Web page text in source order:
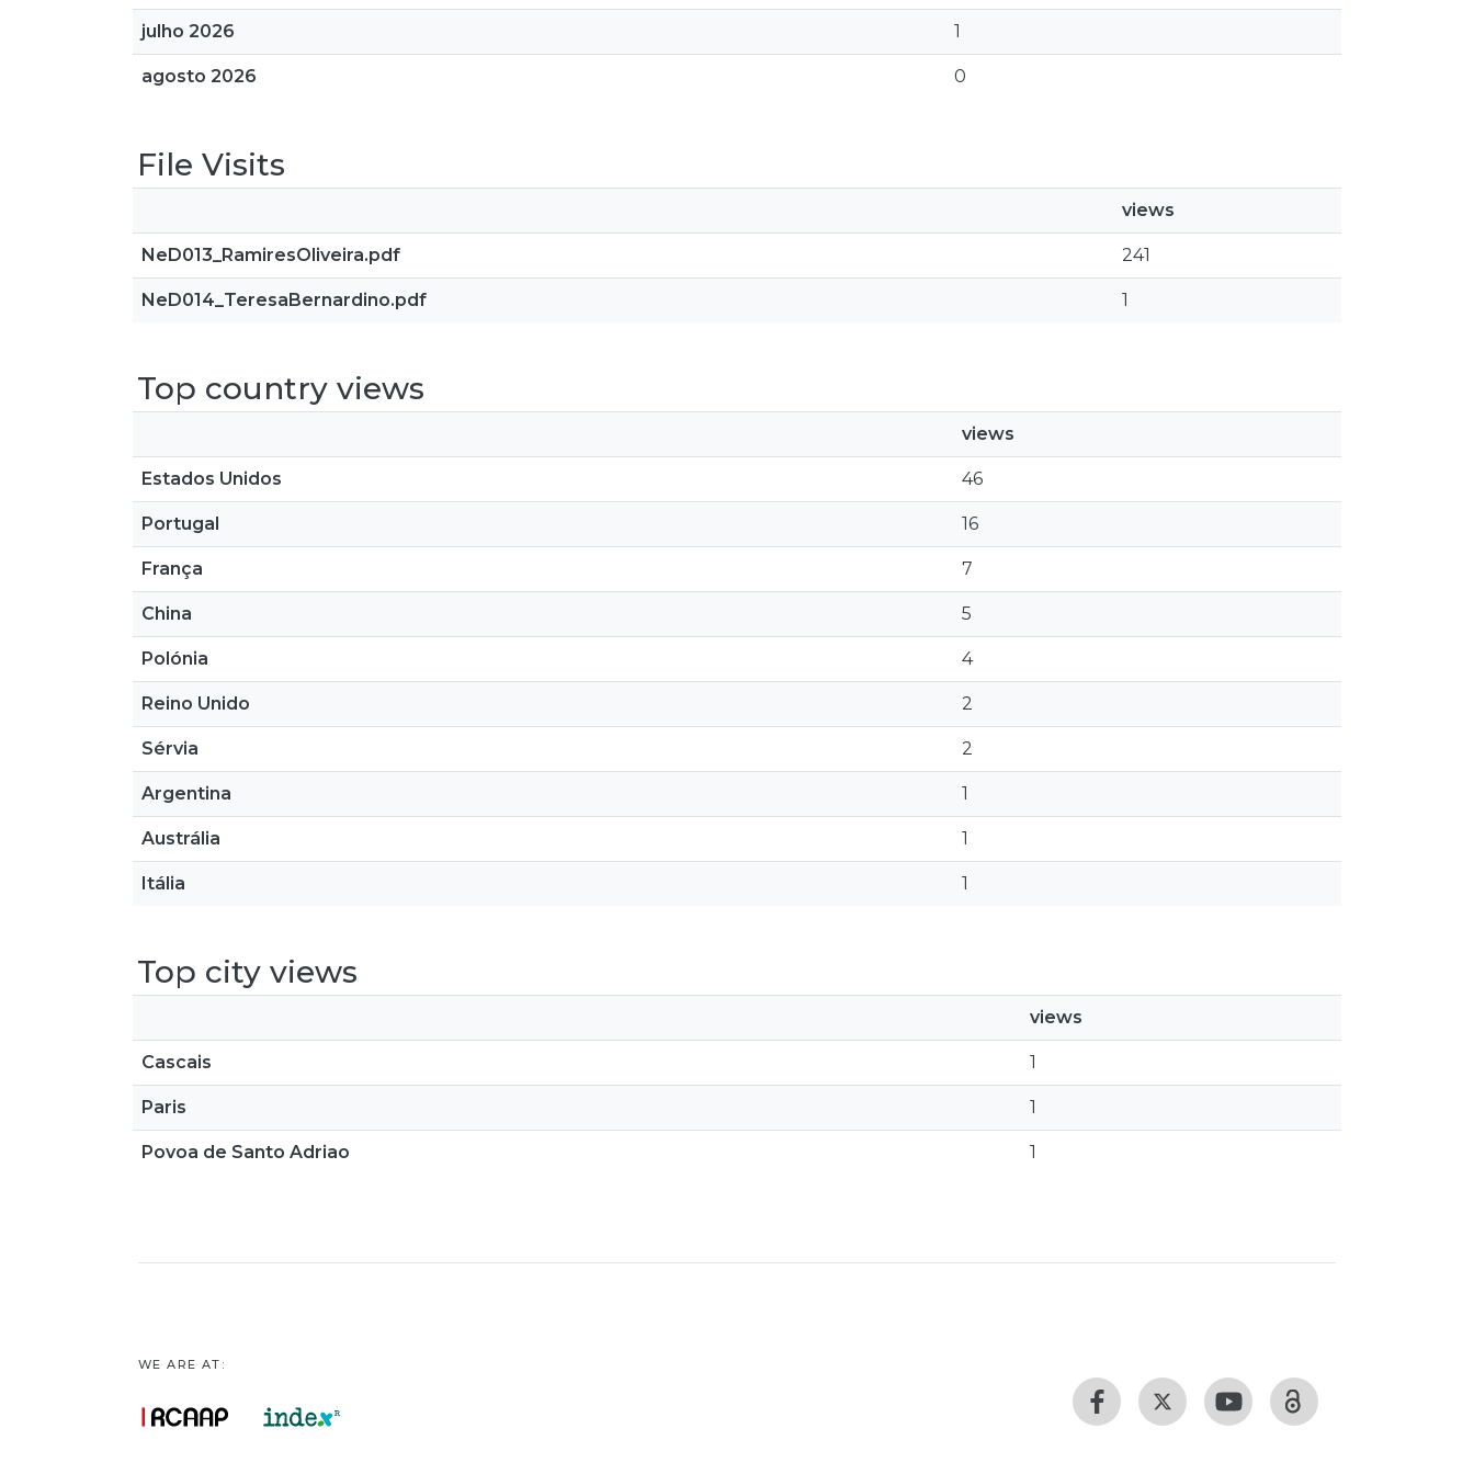
julho 2026 1
agosto 2026 0
File Visits
views
NeD013_RamiresOliveira.pdf 241
NeD014_TeresaBernardino.pdf 1
Top country views
views
Estados Unidos 46
Portugal 16
França 7
China 5
Polónia 4
Reino Unido 2
Sérvia 2
Argentina 1
Austrália 1
Itália 1
Top city views
views
Cascais 1
Paris 1
Povoa de Santo Adriao 1
WE ARE AT: